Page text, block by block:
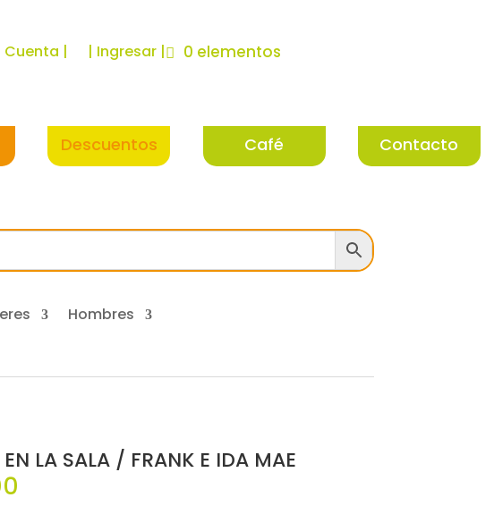
Cuenta | | Ingresar | 0 elementos
Descuentos Café Contacto
Hombres
LA SALA / FRANK E IDA MAE